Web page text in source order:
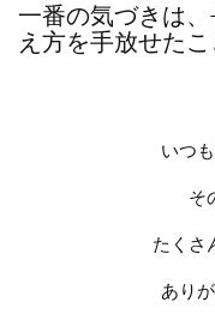
一番の気づきは
え方を手放せた
いつ
そ
たくさ
あり